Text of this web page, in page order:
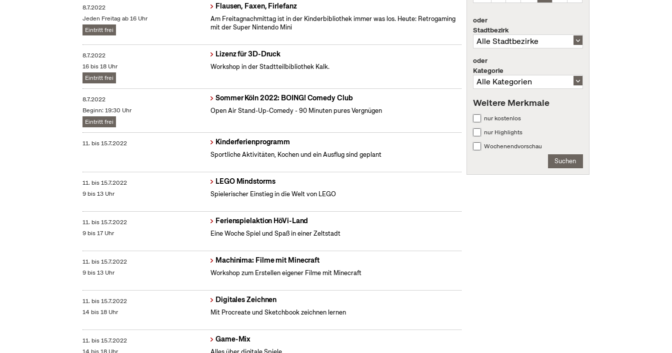
8.7.2022
Jeden Freitag ab 16 Uhr
Eintritt frei
Flausen, Faxen, Firlefanz
Am Freitagnachmittag ist in der Kinderbibliothek immer was los. Heute: Retrogaming
mit der Super Nintendo Mini
8.7.2022
16 bis 18 Uhr
Eintritt frei
Lizenz für 3D-Druck
Workshop in der Stadtteilbibliothek Kalk.
8.7.2022
Beginn: 19:30 Uhr
Eintritt frei
Sommer Köln 2022: BOING! Comedy Club
Open Air Stand-Up-Comedy - 90 Minuten pures Vergnügen
11. bis15.7.2022 Kinderferienprogramm
Sportliche Aktivitäten, Kochen und ein Ausflug sind geplant
11. bis15.7.2022
9 bis 13 Uhr
LEGO Mindstorms
Spielerischer Einstieg in die Welt von LEGO
11. bis15.7.2022
9 bis 17 Uhr
Ferienspielaktion HöVi-Land
Eine Woche Spiel und Spaß in einer Zeltstadt
11. bis15.7.2022
9 bis 13 Uhr
Machinima: Filme mit Minecraft
Workshop zum Erstellen eigener Filme mit Minecraft
11. bis15.7.2022
14 bis 18 Uhr
Digitales Zeichnen
Mit Procreate und Sketchbook zeichnen lernen
11. bis15.7.2022
Game-Mix
oder
Stadtbezirk
oder
Kategorie
Weitere Merkmale
nur kostenlos
nur Highlights
Wochenendvorschau
Suchen